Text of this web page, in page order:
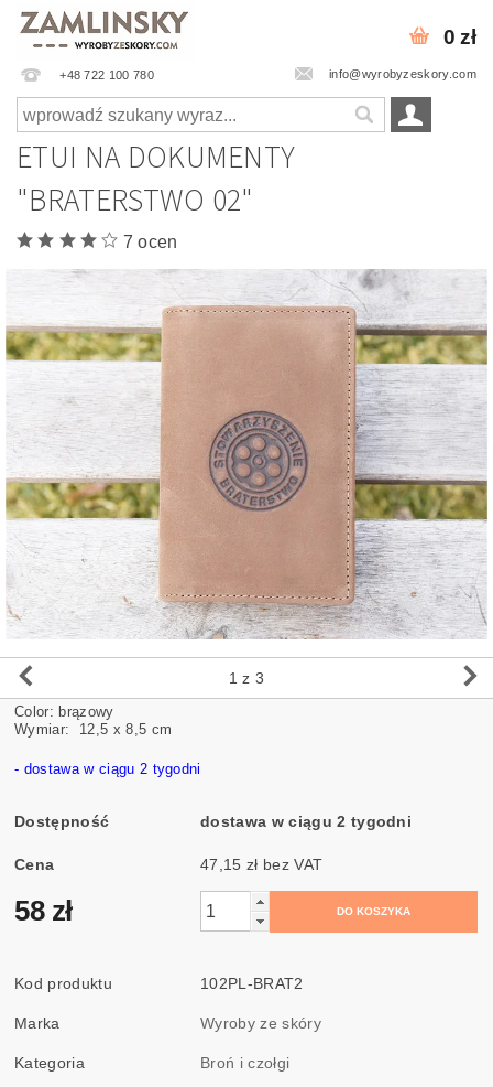
+48 722 100 780 info@wyrobyzeskory.com
0 zł
ETUI NA DOKUMENTY
"BRATERSTWO 02"
7 ocen
1 z 3
Color: brązowy
Wymiar: 12,5 x 8,5 cm
- dostawa w ciągu 2 tygodni
Dostępność dostawa w ciągu 2 tygodni
Cena 47,15 zł bez VAT
58 zł
Kod produktu 102PL-BRAT2
Marka Wyroby ze skóry
Kategoria Broń i czołgi